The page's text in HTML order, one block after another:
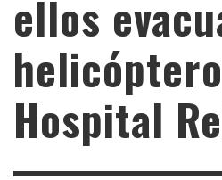
ellos
Hospital